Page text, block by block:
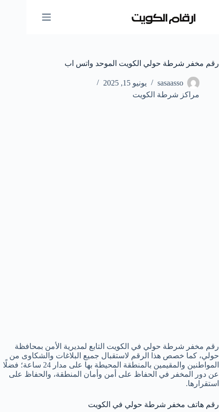
المحتوى
رقم مخفر شرطة حولي الكويت الموحد واتس اب
sasaasso
يونيو 15, 2025
مراكز شرطة الكويت
رقم مخفر شرطة حولي في الكويت التابع لمديرية الأمن بمحافظة
حولي، كما خصص هذا الرقم لاستقبال جميع البلاغات والشكاوى من
المواطنين والمقيمين بالمنطقة المحيطة بها على مدار 24 ساعة؛ فضلًا
عن دور المخفر في الحفاظ على أمن وأمان المنطقة، والحفاظ على
استقرارها.
رقم هاتف مخفر شرطة حولي في الكويت